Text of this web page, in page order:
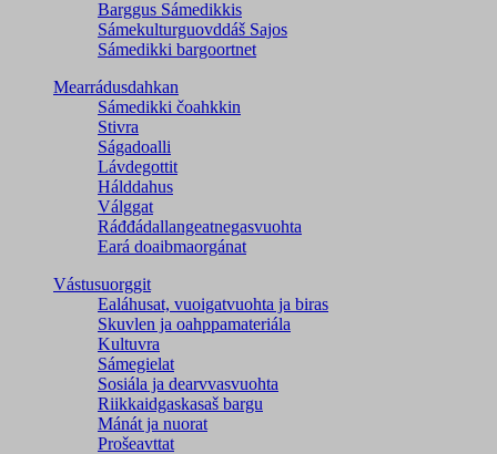
Barggus Sámedikkis
Sámekulturguovddáš Sajos
Sámedikki bargoortnet
Mearrádusdahkan
Sámedikki čoahkkin
Stivra
Ságadoalli
Lávdegottit
Hálddahus
Válggat
Ráđđádallangeatnegas­vuohta
Eará doaibmaorgánat
Vástusuorggit
Ealáhusat, vuoigatvuohta ja biras
Skuvlen ja oahppamateriála
Kultuvra
Sámegielat
Sosiála ja dearvvasvuohta
Riikkaidgaskasaš bargu
Mánát ja nuorat
Prošeavttat